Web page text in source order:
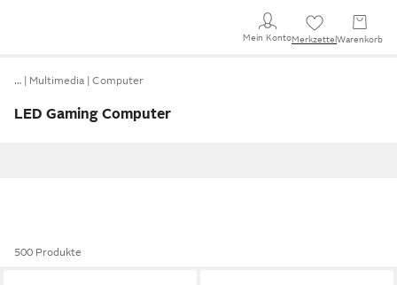
Mein KontoMerkzettel Warenkorb
… Multimedia Computer
LED Gaming Computer
500 Produkte